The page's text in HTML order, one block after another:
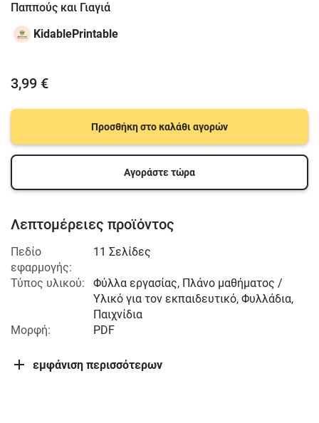
Παππούς και Γιαγιά
KidablePrintable
3,99 €
Προσθήκη στο καλάθι αγορών
Αγοράστε τώρα
Λεπτομέρειες προϊόντος
Πεδίο
εφαρμογής:
11 Σελίδες
Τύπος υλικού:
Φύλλα εργασίας, Πλάνο μαθήματος /
Υλικό για τον εκπαιδευτικό, Φυλλάδια,
Παιχνίδια
Μορφή:
PDF
εμφάνιση περισσότερων